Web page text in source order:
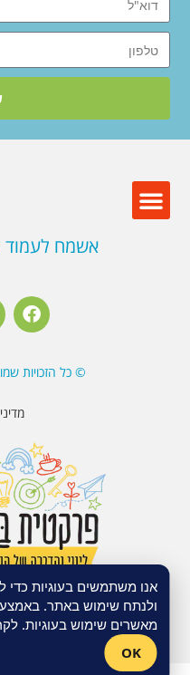
אשמח לעמוד
© כל הזכויות
© כל הזכויות
האתר נבנה ע"י
אנו משתמשים בעוגיות
ולנתח שימוש באתר.
מאשרים שימוש בעוגיות.
OK